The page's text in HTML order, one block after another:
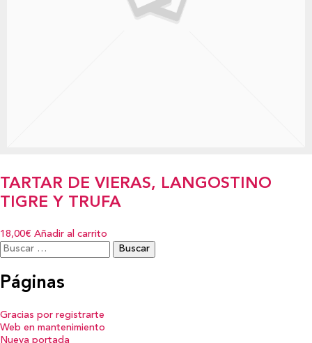
TARTAR DE VIERAS, LANGOSTINO
TIGRE Y TRUFA
18,00€ Añadir al carrito
Buscar:
Páginas
Gracias por registrarte
Web en mantenimiento
Nueva portada